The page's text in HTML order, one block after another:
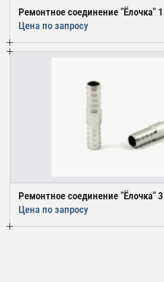
Ремонтное соединение
Цена по запросу
Ремонтное соединение
Цена по запросу